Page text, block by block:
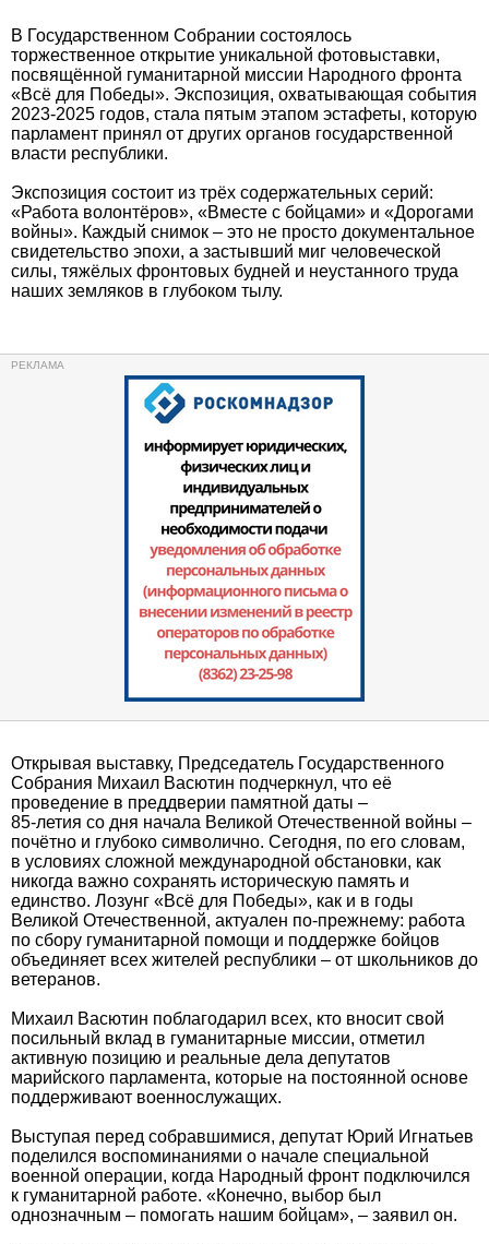
В Государственном Собрании состоялось
торжественное открытие уникальной фотовыставки,
посвящённой гуманитарной миссии Народного фронта
«Всё для Победы». Экспозиция, охватывающая события
2023-2025 годов, стала пятым этапом эстафеты, которую
парламент принял от других органов государственной
власти республики.
Экспозиция состоит из трёх содержательных серий:
«Работа волонтёров», «Вместе с бойцами» и «Дорогами
войны». Каждый снимок – это не просто документальное
свидетельство эпохи, а застывший миг человеческой
силы, тяжёлых фронтовых будней и неустанного труда
наших земляков в глубоком тылу.
Открывая выставку, Председатель Государственного
Собрания Михаил Васютин подчеркнул, что её
проведение в преддверии памятной даты –
85-летия со дня начала Великой Отечественной войны –
почётно и глубоко символично. Сегодня, по его словам,
в условиях сложной международной обстановки, как
никогда важно сохранять историческую память и
единство. Лозунг «Всё для Победы», как и в годы
Великой Отечественной, актуален по-прежнему: работа
по сбору гуманитарной помощи и поддержке бойцов
объединяет всех жителей республики – от школьников до
ветеранов.
Михаил Васютин поблагодарил всех, кто вносит свой
посильный вклад в гуманитарные миссии, отметил
активную позицию и реальные дела депутатов
марийского парламента, которые на постоянной основе
поддерживают военнослужащих.
Выступая перед собравшимися, депутат Юрий Игнатьев
поделился воспоминаниями о начале специальной
военной операции, когда Народный фронт подключился
к гуманитарной работе. «Конечно, выбор был
однозначным – помогать нашим бойцам», – заявил он.